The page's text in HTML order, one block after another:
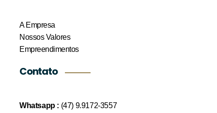
A Empresa
Nossos Valores
Empreendimentos
Contato
Whatsapp : (47) 9.9172-3557